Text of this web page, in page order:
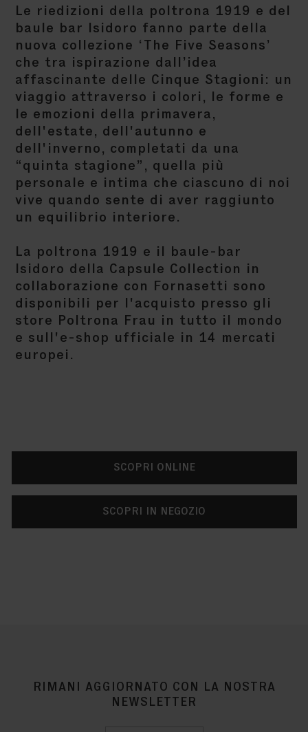
Le riedizioni della poltrona 1919 e del
baule bar Isidoro fanno parte della
nuova collezione ‘The Five Seasons’
che tra ispirazione dall’idea
affascinante delle Cinque Stagioni: un
viaggio attraverso i colori, le forme e
le emozioni della primavera,
dell'estate, dell'autunno e
dell'inverno, completati da una
“quinta stagione”, quella più
personale e intima che ciascuno di noi
vive quando sente di aver raggiunto
un equilibrio interiore.
La poltrona 1919 e il baule-bar
Isidoro della Capsule Collection in
collaborazione con Fornasetti sono
disponibili per l'acquisto presso gli
store Poltrona Frau in tutto il mondo
e sull'e-shop ufficiale in 14 mercati
europei.
SCOPRI ONLINE
SCOPRI IN NEGOZIO
RIMANI AGGIORNATO CON LA NOSTRA
NEWSLETTER